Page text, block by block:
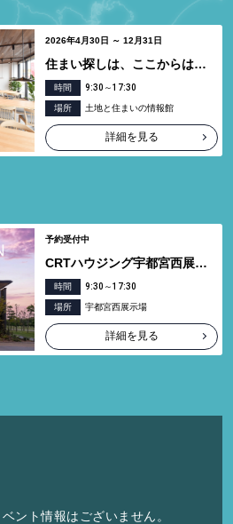
2026年4月30日 ～ 12月31日
住まい探しは、ここからはじまる
時間 9:30～17:30
場所 土地と住まいの情報館
詳細を見る
予約受付中
CRTハウジング宇都宮西展示場グランドオープン
時間 9:30～17:30
場所 宇都宮西展示場
詳細を見る
ント情報はございません。